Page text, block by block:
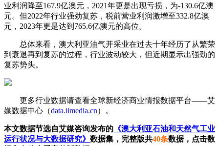
业利润降至167.9亿澳元，2021年更是出现亏损，为-130.6亿澳
元。但2022年行业强劲复苏，税前营业利润激增至332.8亿澳
元，2023年更是达到765.6亿澳元的高位。
总体来看，澳大利亚油气开采业在过去十年经历了从繁荣
到衰退再到复苏的过程，行业波动较大，但近期显示出强劲的
复苏势头。
更多行业数据请查看全球新经济商业情报数据平台——艾
媒数据中心（data.iimedia.cn）。
本文数据节选自艾媒咨询发布的 《澳大利亚石油和天然气工业
运行状况与大数据研究》 数据集，完整版共40条数据，点击数